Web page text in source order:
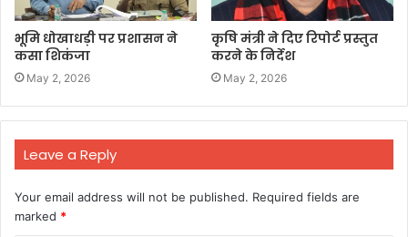
भूमि धोखाधड़ी पर प्रशासन ने
कसा शिकंजा
May 2, 2026
कृषि मंत्री ने दिए रिपोर्ट प्रस्तुत
करने के निर्देश
May 2, 2026
Leave a Reply
Your email address will not be published. Required fields are
marked *